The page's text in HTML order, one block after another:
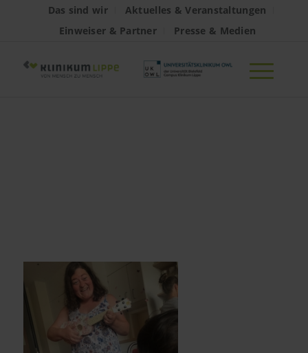
Das sind wir
Aktuelles & Veranstaltungen
Einweiser & Partner
Presse & Medien